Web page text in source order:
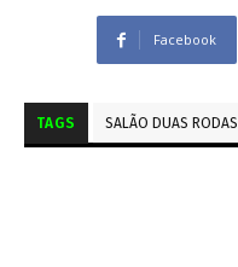
Facebook
TAGS SALÃO DUAS RODAS